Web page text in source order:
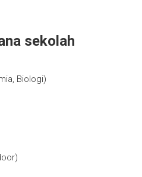
sekolah
Biologi)